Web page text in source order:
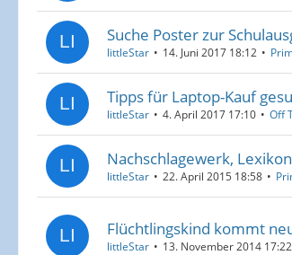
Suche Poster zur
littleStar 14. Juni 2017 18:12
Tipps für Laptop-Kauf
littleStar 4. April 2017 17:10 Off
Nachschlagewerk,
littleStar 22. April 2015 18:58
Flüchtlingskind kommt
littleStar 13. November 2014 17:22